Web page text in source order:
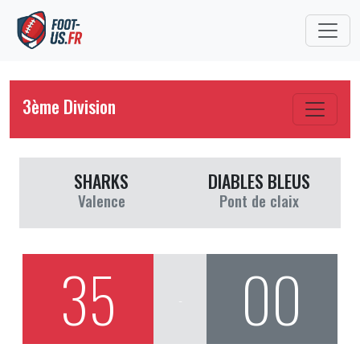
3ème Division
SHARKS
Valence
DIABLES BLEUS
Pont de claix
35 00